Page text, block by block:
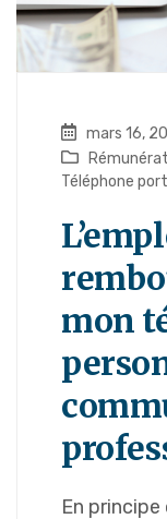
mars 16,
Téléphone
mon
En principe